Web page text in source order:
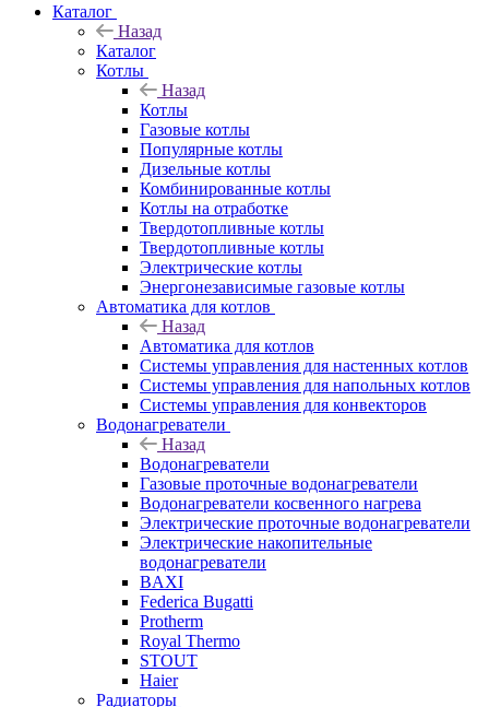
Каталог
Назад
Каталог
Котлы
Назад
Котлы
Газовые котлы
Популярные котлы
Дизельные котлы
Комбинированные котлы
Котлы на отработке
Твердотопливные котлы
Твердотопливные котлы
Электрические котлы
Энергонезависимые газовые котлы
Автоматика для котлов
Назад
Автоматика для котлов
Системы управления для настенных котлов
Системы управления для напольных котлов
Системы управления для конвекторов
Водонагреватели
Назад
Водонагреватели
Газовые проточные водонагреватели
Водонагреватели косвенного нагрева
Электрические проточные водонагреватели
Электрические накопительные
водонагреватели
BAXI
Federica Bugatti
Protherm
Royal Thermo
STOUT
Haier
Радиаторы